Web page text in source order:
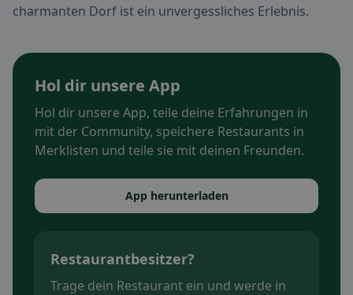
charmanten Dorf ist ein unvergessliches Erlebnis.
Hol dir unsere App
Hol dir unsere App, teile deine Erfahrungen in
mit der Community, speichere Restaurants in
Merklisten und teile sie mit deinen Freunden.
App herunterladen
Restaurantbesitzer?
Trage dein Restaurant ein und werde in